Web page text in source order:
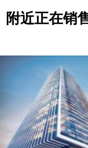
附近正在销